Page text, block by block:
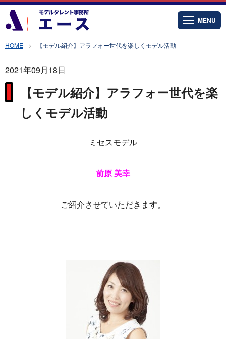
MENU
HOME 【モデル紹介】アラフォー世代を楽しくモデル活動
2021年09月18日
【モデル紹介】アラフォー世代を楽
しくモデル活動
ミセスモデル
前原 美幸
ご紹介させていただきます。